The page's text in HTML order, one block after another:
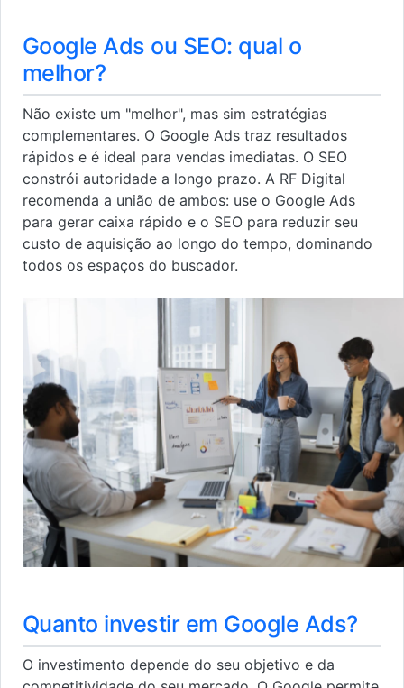
Google Ads ou SEO: qual o
melhor?
Não existe um "melhor", mas sim estratégias
complementares. O Google Ads traz resultados
rápidos e é ideal para vendas imediatas. O SEO
constrói autoridade a longo prazo. A RF Digital
recomenda a união de ambos: use o Google Ads
para gerar caixa rápido e o SEO para reduzir seu
custo de aquisição ao longo do tempo, dominando
todos os espaços do buscador.
Quanto investir em Google Ads?
O investimento depende do seu objetivo e da